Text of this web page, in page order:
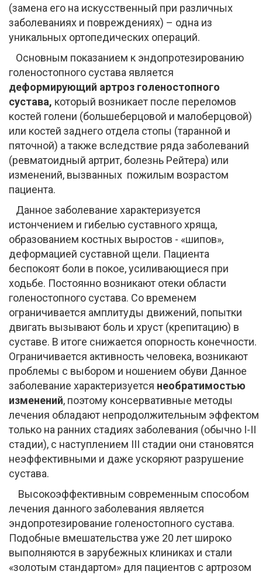
(замена его на искусственный при различных
заболеваниях и повреждениях) – одна из
уникальных ортопедических операций.
Основным показанием к эндопротезированию
голеностопного сустава является
деформирующий артроз голеностопного
сустава, который возникает после переломов
костей голени (большеберцовой и малоберцовой)
или костей заднего отдела стопы (таранной и
пяточной) а также вследствие ряда заболеваний
(ревматоидный артрит, болезнь Рейтера) или
изменений, вызванных пожилым возрастом
пациента.
Данное заболевание характеризуется
истончением и гибелью суставного хряща,
образованием костных выростов - «шипов»,
деформацией суставной щели. Пациента
беспокоят боли в покое, усиливающиеся при
ходьбе. Постоянно возникают отеки области
голеностопного сустава. Со временем
ограничивается амплитуды движений, попытки
двигать вызывают боль и хруст (крепитацию) в
суставе. В итоге снижается опорность конечности.
Ограничивается активность человека, возникают
проблемы с выбором и ношением обуви Данное
заболевание характеризуется необратимостью
изменений, поэтому консервативные методы
лечения обладают непродолжительным эффектом
только на ранних стадиях заболевания (обычно I-II
стадии), с наступлением III стадии они становятся
неэффективными и даже ускоряют разрушение
сустава.
Высокоэффективным современным способом
лечения данного заболевания является
эндопротезирование голеностопного сустава.
Подобные вмешательства уже 20 лет широко
выполняются в зарубежных клиниках и стали
«золотым стандартом» для пациентов с артрозом